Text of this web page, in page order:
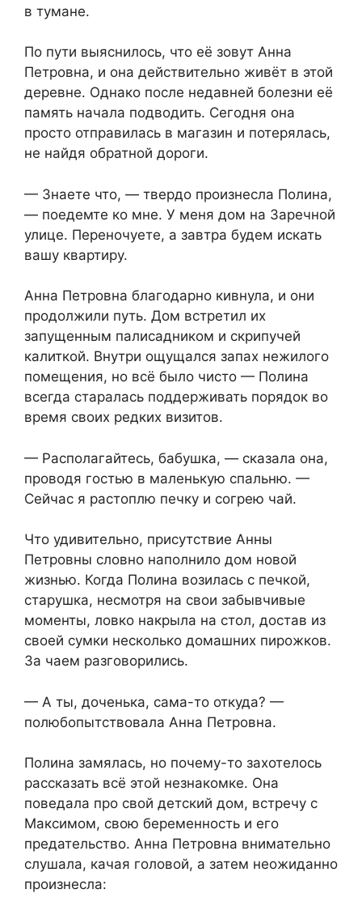
в тумане.
По пути выяснилось, что её зовут Анна
Петровна, и она действительно живёт в этой
деревне. Однако после недавней болезни её
память начала подводить. Сегодня она
просто отправилась в магазин и потерялась,
не найдя обратной дороги.
— Знаете что, — твердо произнесла Полина,
— поедемте ко мне. У меня дом на Заречной
улице. Переночуете, а завтра будем искать
вашу квартиру.
Анна Петровна благодарно кивнула, и они
продолжили путь. Дом встретил их
запущенным палисадником и скрипучей
калиткой. Внутри ощущался запах нежилого
помещения, но всё было чисто — Полина
всегда старалась поддерживать порядок во
время своих редких визитов.
— Располагайтесь, бабушка, — сказала она,
проводя гостью в маленькую спальню. —
Сейчас я растоплю печку и согрею чай.
Что удивительно, присутствие Анны
Петровны словно наполнило дом новой
жизнью. Когда Полина возилась с печкой,
старушка, несмотря на свои забывчивые
моменты, ловко накрыла на стол, достав из
своей сумки несколько домашних пирожков.
За чаем разговорились.
— А ты, доченька, сама-то откуда? —
полюбопытствовала Анна Петровна.
Полина замялась, но почему-то захотелось
рассказать всё этой незнакомке. Она
поведала про свой детский дом, встречу с
Максимом, свою беременность и его
предательство. Анна Петровна внимательно
слушала, качая головой, а затем неожиданно
произнесла: